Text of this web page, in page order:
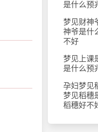
是什么预
梦见财神
神爷是什
不好
梦见上课
是什么预
孕妇梦见
梦见稻穗
稻穗好不